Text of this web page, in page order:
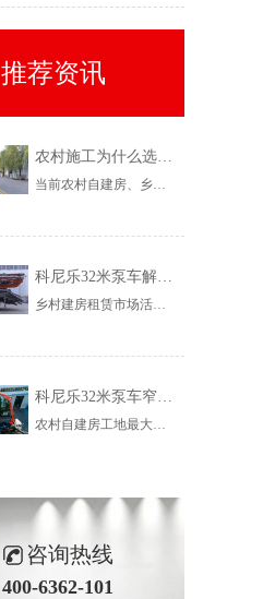
推荐资讯
农村施工为什么选择科尼乐32米泵车
当前农村自建房、乡镇小型基建需求持续上涨，乡镇泵车租赁需求稳定、回款快，是很多租赁老板的核心盈利市场。但农村工况复杂、场地受限、料况不稳定，传统大机型进场难、闲置高，杂牌小机型配置缩水、故障多、运维贵。综合工况适配性、稳定性、性价比来看，科尼乐32米泵车凭借均衡的参数配置和乡镇专属性能，成为农村施工的黄金主力机型。
科尼乐32米泵车解决乡村窄巷通行难题
乡村建房租赁市场活源充足，但普遍存在路况差、场地窄、就位难等问题。传统大臂架泵车车身宽、轴距长、支腿占用空间大，受限于乡村路况，大量乡镇工地无法进场施工，导致很多租赁老板明明有活却接不到，严重限制接单范围与全年收益。科尼乐32米泵车从结构层面专项优化，彻底破解乡村窄巷通行、就位、施工三大痛点。
科尼乐32米泵车窄巷施工优势解析
农村自建房工地最大的特点就是空间受限，巷道窄、院落小、障碍物多。市面上多数常规泵车车身尺寸大、支腿跨度宽，往往出现能进村、进不了院、进院不能施工的尴尬情况，最后只能人工接管浇筑，施工慢、人工贵、甲方满意度低。想要拿下乡镇窄场活源，设备的窄巷适配能力是关键，科尼乐32米泵车针对性优化狭小场地性能，完美适配农村复杂工况。
咨询热线
400-6362-101